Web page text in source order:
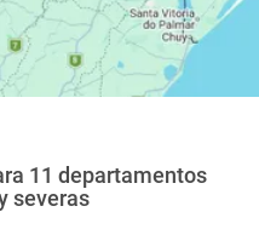
11 departamentos
severas